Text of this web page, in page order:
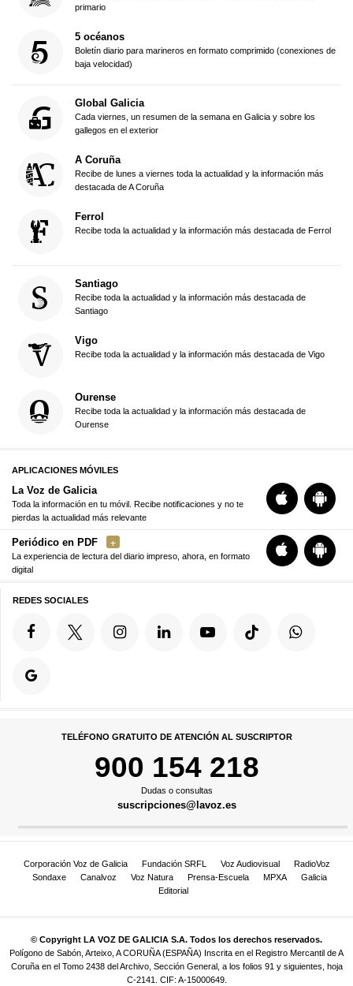
primario
5 océanos
Boletín diario para marineros en formato comprimido (conexiones de
baja velocidad)
Global Galicia
Cada viernes, un resumen de la semana en Galicia y sobre los
gallegos en el exterior
A Coruña
Recibe de lunes a viernes toda la actualidad y la información más
destacada de A Coruña
Ferrol
Recibe toda la actualidad y la información más destacada de Ferrol
Santiago
Recibe toda la actualidad y la información más destacada de
Santiago
Vigo
Recibe toda la actualidad y la información más destacada de Vigo
Ourense
Recibe toda la actualidad y la información más destacada de
Ourense
APLICACIONES MÓVILES
La Voz de Galicia
Toda la información en tu móvil. Recibe notificaciones y no te
pierdas la actualidad más relevante
Periódico en PDF
La experiencia de lectura del diario impreso, ahora, en formato
digital
REDES SOCIALES
TELÉFONO GRATUITO DE ATENCIÓN AL SUSCRIPTOR
900 154 218
Dudas o consultas
suscripciones@lavoz.es
Corporación Voz de Galicia Fundación SRFL Voz Audiovisual
RadioVoz
Sondaxe
Canalvoz Voz Natura Prensa-Escuela MPXA
Galicia
Editorial
© Copyright LA VOZ DE GALICIA S.A. Todos los derechos reservados.
Polígono de Sabón, Arteixo, A CORUÑA (ESPAÑA) Inscrita en el Registro Mercantil de A
Coruña en el Tomo 2438 del Archivo, Sección General, a los folios 91 y siguientes, hoja
C-2141. CIF: A-15000649.